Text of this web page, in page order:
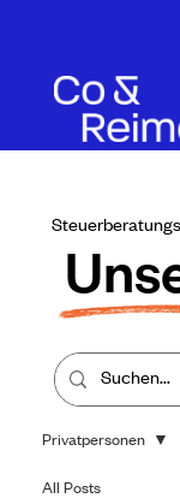
All Posts
Privatpersonen